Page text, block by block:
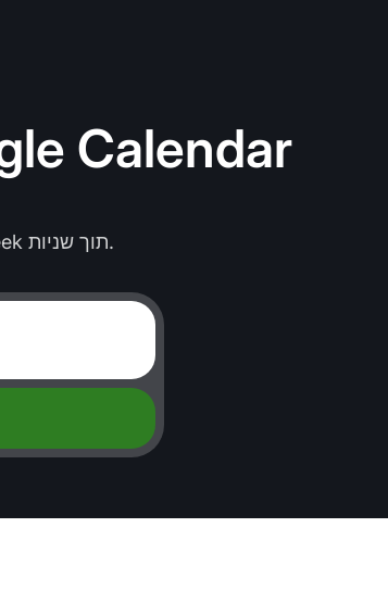
חברו את Google Calendar ואת EasyWeek תוך שניות.